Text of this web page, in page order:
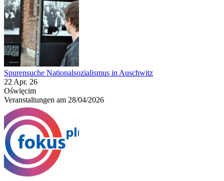
Spurensuche Nationalsozialismus in Auschwitz
22 Apr. 26
Oświęcim
Veranstaltungen am 28/04/2026